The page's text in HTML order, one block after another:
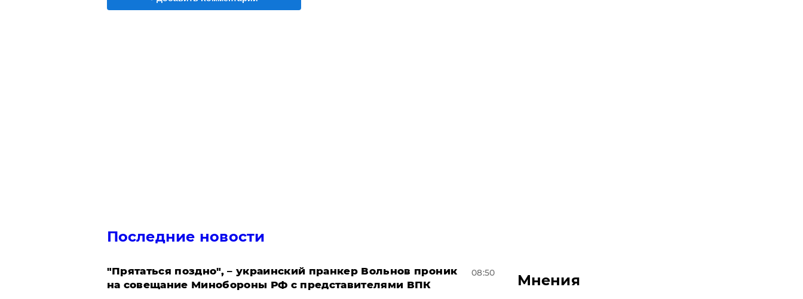
Последние новости
"Прятаться поздно", – украинский пранкер Вольнов проник
на совещание Минобороны РФ с представителями ВПК
08:50 Мнения